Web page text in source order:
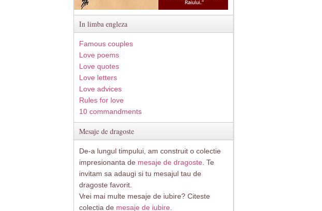
In limba engleza
Famous couples
Love poems
Love quotes
Love letters
Love advices
Rules for love
10 commandments
Mesaje de dragoste
De-a lungul timpului, am construit o colectie
impresionanta de mesaje de dragoste . Te
invitam sa adaugi si tu mesajul tau de
dragoste favorit.
Vrei mai multe mesaje de iubire? Citeste
colectia de mesaje de iubire.